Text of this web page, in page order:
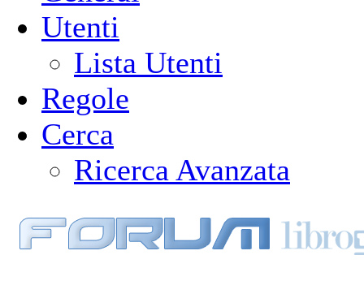
Utenti
Lista Utenti
Regole
Cerca
Ricerca Avanzata